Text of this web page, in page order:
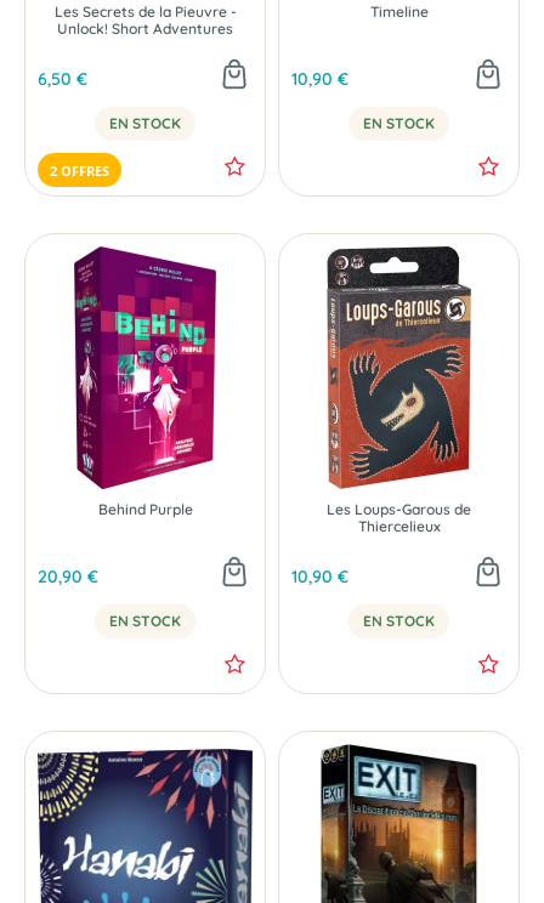
Les Secrets de la Pieuvre -
Unlock! Short Adventures
6,50 €
EN STOCK
2 OFFRES
Timeline
10,90 €
EN STOCK
Behind Purple
20,90 €
EN STOCK
Les Loups-Garous de
Thiercelieux
10,90 €
EN STOCK